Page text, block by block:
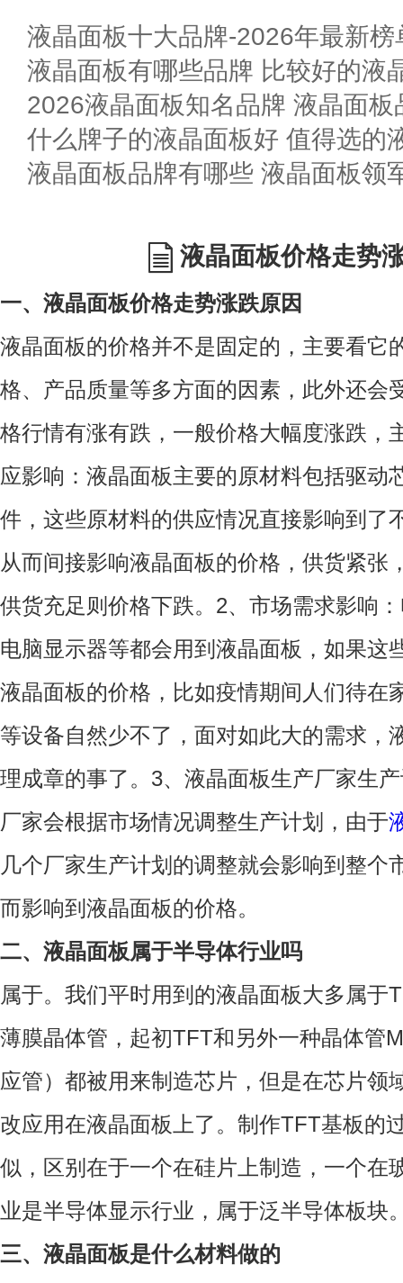
液晶面板十大品牌-2026年最新榜
液晶面板有哪些品牌 比较好的液
2026液晶面板知名品牌 液晶面板
什么牌子的液晶面板好 值得选的
液晶面板品牌有哪些 液晶面板领
液晶面板价格走势
一、液晶面板价格走势涨跌原因
液晶面板的价格并不是固定的，主要看它
格、产品质量等多方面的因素，此外还会
格行情有涨有跌，一般价格大幅度涨跌，
应影响：液晶面板主要的原材料包括驱动
件，这些原材料的供应情况直接影响到了
从而间接影响液晶面板的价格，供货紧张
供货充足则价格下跌。2、市场需求影响
电脑显示器等都会用到液晶面板，如果这
液晶面板的价格，比如疫情期间人们待在
等设备自然少不了，面对如此大的需求，
理成章的事了。3、液晶面板生产厂家生
厂家会根据市场情况调整生产计划，由于
几个厂家生产计划的调整就会影响到整个
而影响到液晶面板的价格。
二、液晶面板属于半导体行业吗
属于。我们平时用到的液晶面板大多属于
薄膜晶体管，起初TFT和另外一种晶体管
应管）都被用来制造芯片，但是在芯片领
改应用在液晶面板上了。制作TFT基板的
似，区别在于一个在硅片上制造，一个在
业是半导体显示行业，属于泛半导体板块
三、液晶面板是什么材料做的